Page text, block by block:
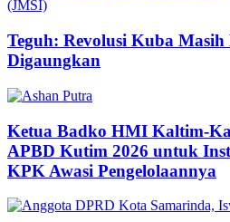
Teguh: Revolusi Kuba
Digaungkan
Ketua Badko HMI Kaltim-
APBD Kutim 2026 untuk
KPK Awasi Pengelolaannya